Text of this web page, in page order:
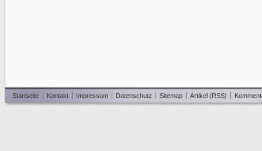
Startseite Kontakt Impressum Datenschutz Sitemap Artikel (RSS)